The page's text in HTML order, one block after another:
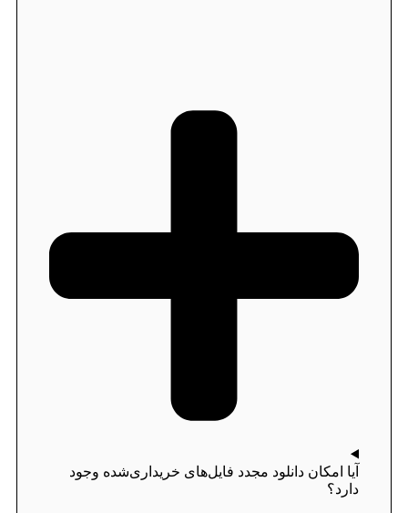
آیا امکان دانلود مجدد فایل‌های خریداری‌شده وجود
دارد؟